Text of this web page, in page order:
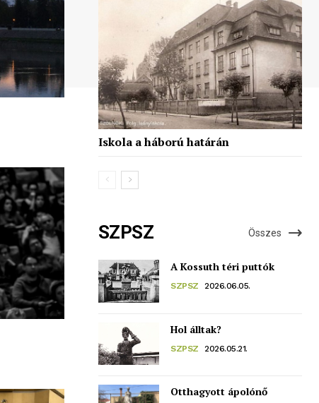
Iskola a háború határán
SZPSZ Összes
A Kossuth téri puttók
SZPSZ 2026.06.05.
Hol álltak?
SZPSZ 2026.05.21.
Otthagyott ápolónő